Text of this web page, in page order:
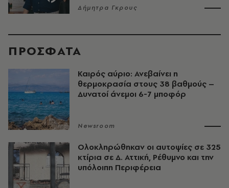
Δήμητρα Γκρους
ΠΡΟΣΦΑΤΑ
Καιρός αύριο: Ανεβαίνει η
θερμοκρασία στους 38 βαθμούς –
Δυνατοί άνεμοι 6-7 μποφόρ
Newsroom
Ολοκληρώθηκαν οι αυτοψίες σε 325
κτίρια σε Δ. Αττική, Ρέθυμνο και την
υπόλοιπη Περιφέρεια